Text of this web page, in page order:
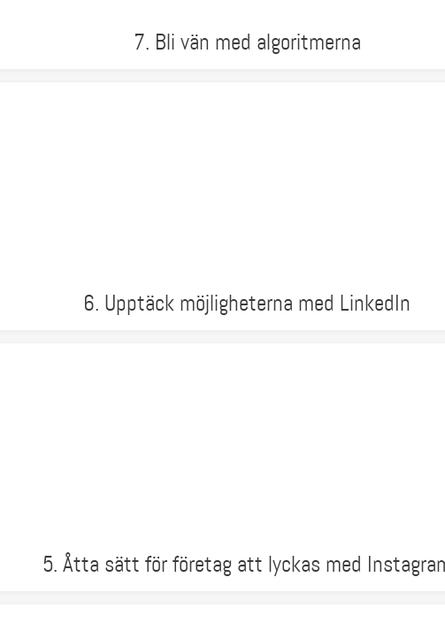
7. Bli vän med algoritmerna
6. Upptäck möjligheterna med LinkedIn
5. Åtta sätt för företag att lyckas med